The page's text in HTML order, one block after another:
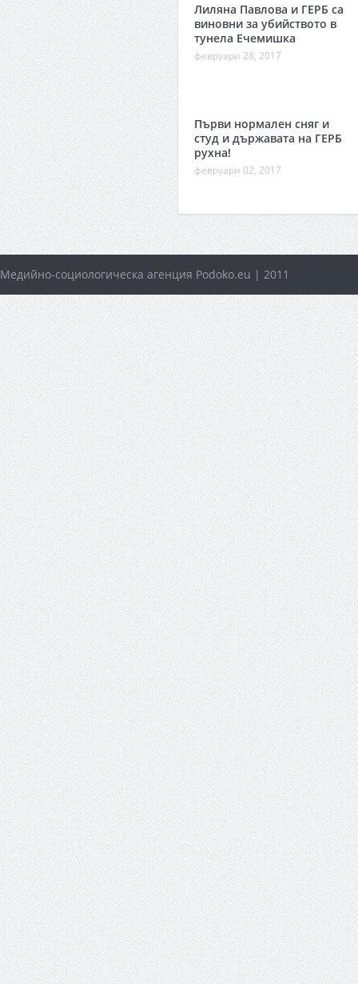
Лиляна Павлова и ГЕРБ са
виновни за убийството в
тунела Ечемишка
февруари 28, 2017
Първи нормален сняг и
студ и държавата на ГЕРБ
рухна!
февруари 02, 2017
Медийно-социологическа агенция Podoko.eu | 2011